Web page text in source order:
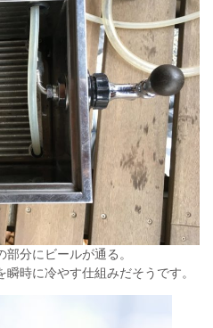
分にビールが通る。
時に冷やす仕組みだそうです。